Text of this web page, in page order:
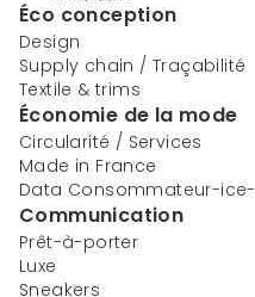
Éco conception
Design
Supply chain / Traçabilité
Textile & trims
Économie de la mode
Circularité / Services
Made in France
Data Consommateur-
Communication
Prêt-à-porter
Luxe
Sneakers